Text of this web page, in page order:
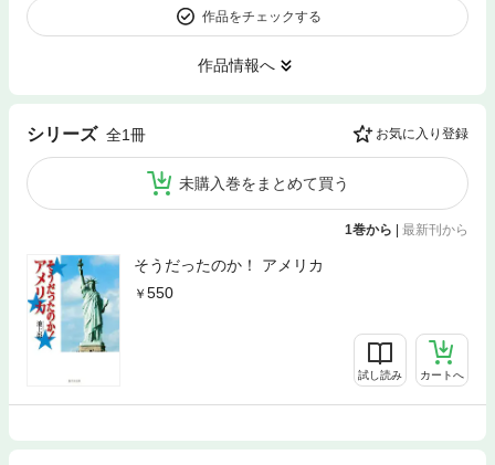
作品をチェックする
作品情報へ
シリーズ 全1冊 お気に入り登録
未購入巻をまとめて買う
1巻から | 最新刊から
そうだったのか！ アメリカ
550
試し読み カートへ